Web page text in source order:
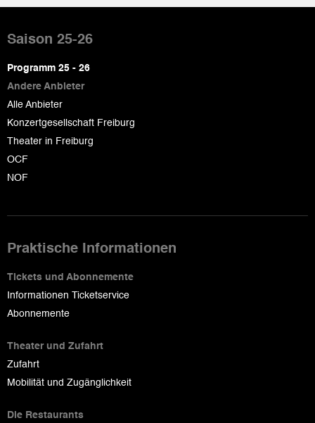
de
page
Saison 25-26
Programm 25 - 26
Andere Anbieter
Alle Anbieter
Konzertgesellschaft Freiburg
Theater in Freiburg
OCF
NOF
Praktische Informationen
Tickets und Abonnemente
Informationen Ticketservice
Abonnemente
Theater und Zufahrt
Zufahrt
Mobilität und Zugänglichkeit
Die Restaurants